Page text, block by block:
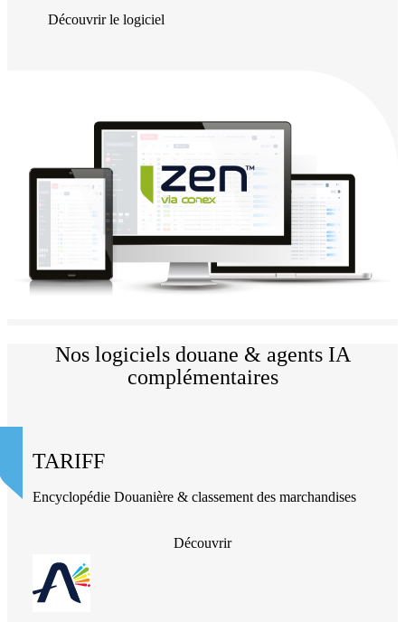
Découvrir le logiciel
Nos logiciels douane & agents IA
complémentaires
TARIFF
Encyclopédie Douanière & classement des marchandises
Découvrir